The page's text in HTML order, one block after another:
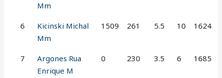
Mm
6
Kicinski Michal
Mm
1509 261 5.5 10 1624
7
Argones Rua
Enrique M
0 230 3.5 6 1685